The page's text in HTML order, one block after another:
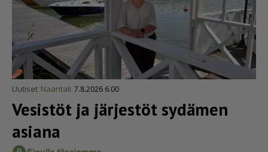
Uutiset Naantali 7.8.2026 6.00
Vesistöt ja järjestöt sydämen
asiana